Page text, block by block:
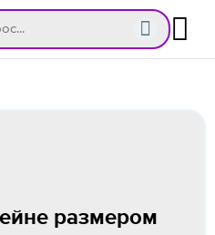
размером